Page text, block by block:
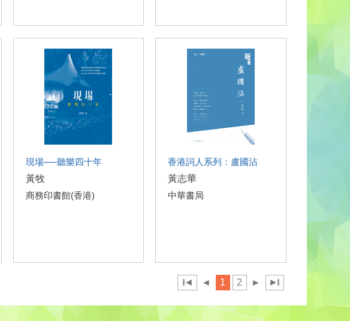
現場──聽樂四十年
黃牧
商務印書館(香港)
香港詞人系列：盧國沾
黃志華
中華書局
◄ ◄ 1 2 ► ►